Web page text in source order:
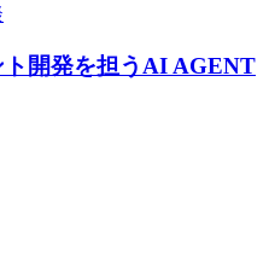
ト開発を担うAI AGENT